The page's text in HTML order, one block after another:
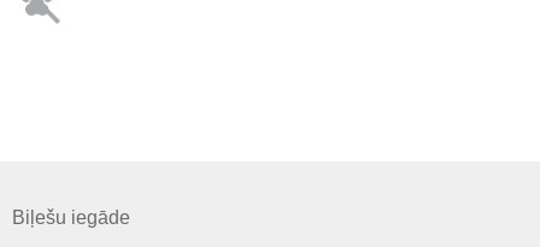
Biļešu iegāde